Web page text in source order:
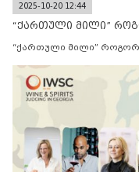
2025-10-20 12:44
“ქართული მილი”
“ქართული მილი”